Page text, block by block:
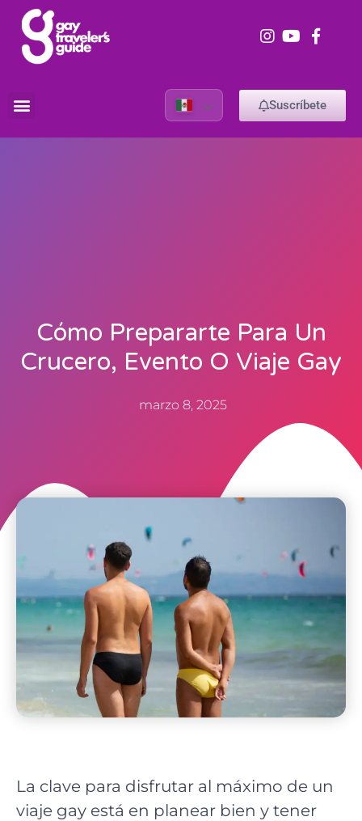
Suscríbete
Cómo Prepararte Para Un
Crucero, Evento O Viaje Gay
marzo 8, 2025
La clave para disfrutar al máximo de un
viaje gay está en planear bien y tener